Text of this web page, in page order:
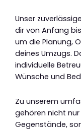
Unser
dir von Anfang
um die Planung,
deines Umzugs.
individuelle
Wünsche und
Zu unserem
gehören nicht
Gegenstände,